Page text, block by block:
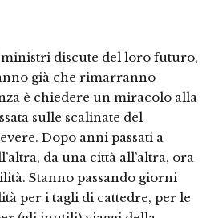
discute del loro futuro,
già che rimarranno
è chiedere un miracolo alla
sulle scalinate del
Dopo anni passati a
da una città all’altra, ora
Stanno passando giorni
per i tagli di cattedre, per le